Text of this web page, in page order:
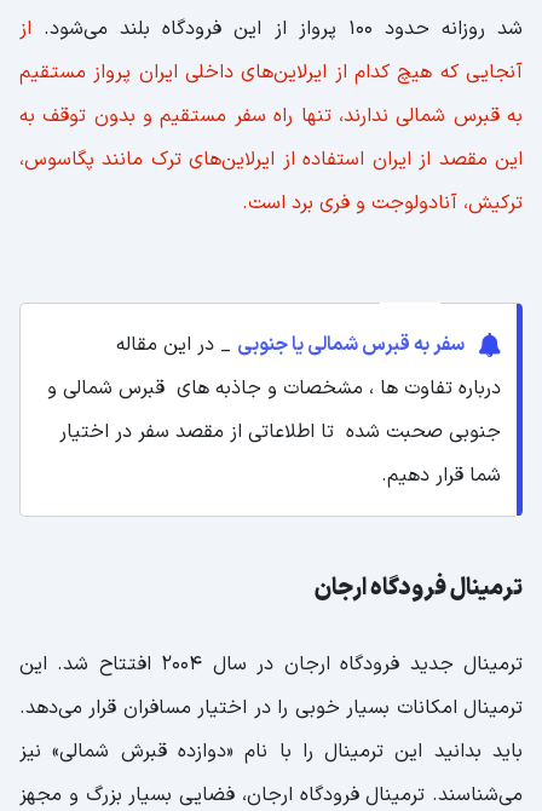
شد روزانه حدود 100 پرواز از این فرودگاه بلند می‌شود.
از
آنجایی که هیچ کدام از ایرلاین‌های داخلی ایران پرواز مستقیم
به قبرس شمالی ندارند، تنها راه سفر مستقیم و بدون توقف به
این مقصد از ایران استفاده از ایرلاین‌های ترک مانند پگاسوس،
ترکیش، آنادولوجت و فری برد است.
سفر به قبرس شمالی یا جنوبی _ در این مقاله
درباره تفاوت ها ، مشخصات و جاذبه های قبرس شمالی و
جنوبی صحبت شده تا اطلاعاتی از مقصد سفر در اختیار
شما قرار دهیم.
ترمینال فرودگاه ارجان
ترمینال جدید فرودگاه ارجان در سال 2004 افتتاح شد. این
ترمینال امکانات بسیار خوبی را در اختیار مسافران قرار می‌دهد.
باید بدانید این ترمینال را با نام «دوازده قبرش شمالی» نیز
می‌شناسند. ترمینال فرودگاه ارجان، فضایی بسیار بزرگ و مجهز